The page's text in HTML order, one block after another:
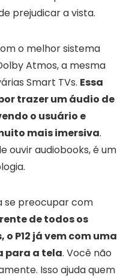
prejudicar a vista.
o melhor sistema
Atmos, a mesma
Smart TVs. Essa
trazer um áudio de
o usuário e
mais imersiva.
ouvir audiobooks, é um
se preocupar com
de todos os
P12 já vem com uma
para a tela. Você não
Isso ajuda quem